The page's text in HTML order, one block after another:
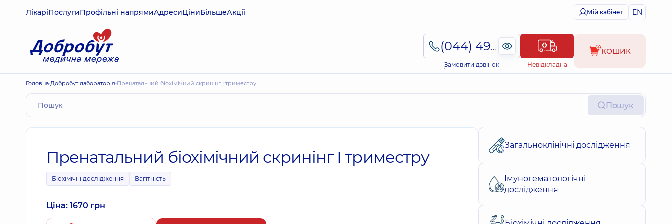
ЛікаріПослугиПрофільні напрямиАдресиЦіниБільшеАкції Мій кабінет EN
(044) 495-2-888
Замовити дзвінок Невідкладна
КОШИК
Головна Добробут лабораторія Пренатальний біохімічний скринінг І триместру
Пошук
Пренатальний біохімічний скринінг І триместру
Біохімічні дослідження Вагітність
Ціна: 1670 грн
Загальноклінічні дослідження
Імуногематологічні
дослідження